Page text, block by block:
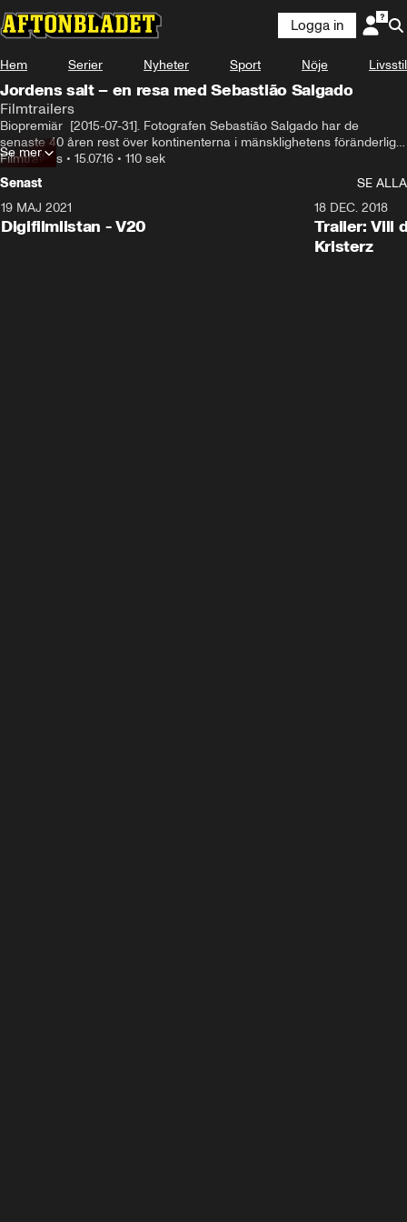
Logga in
Hem Serier Nyheter Sport Nöje Livsstil
Jordens salt – en resa med Sebastião Salgado
Filmtrailers
Biopremiär  [2015-07-31]. Fotografen Sebastião Salgado har de
senaste 40 åren rest över kontinenterna i mänsklighetens föränderliga
fotspår. Han har bevittnat några av de mest avgörande händelserna i
vår närhistoria; internationella konflikter, svält och utvandring. Nu
inleder han ett nytt stort projekt, där han med kameran upptäcker
orörda områden, vilda djur och växter, grandiosa landskap. En hyllning
till vår planet och dess skönhet.
Filmtrailers • 15.07.16 • 110 sek
Se mer
Senast
SE ALLA
19 MAJ 2021
Digifilmlistan - V20
18 DEC. 2018
Trailer: Vill
Kristerz